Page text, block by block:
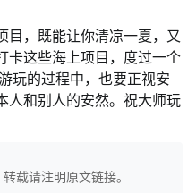
目，既能让你清凉一夏，又
卡这些海上项目，度过一个
玩的过程中，也要正视安
人和别人的安然。祝大师玩
载请注明原文链接。